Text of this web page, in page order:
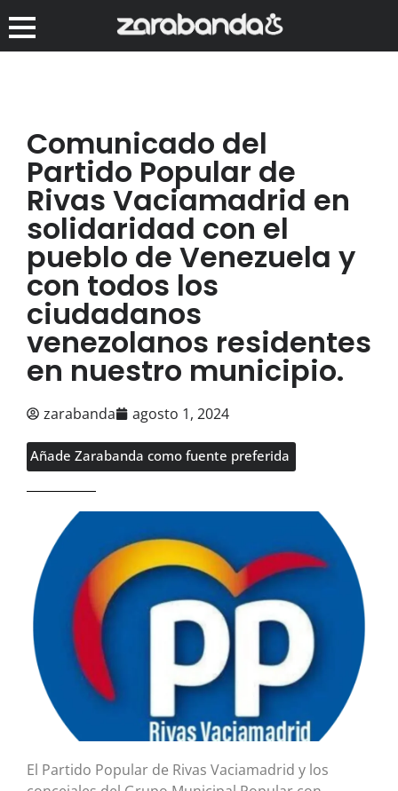
Comunicado del
Partido Popular de
Rivas Vaciamadrid en
solidaridad con el
pueblo de Venezuela y
con todos los
ciudadanos
venezolanos residentes
en nuestro municipio.
zarabanda agosto 1, 2024
Añade Zarabanda como fuente preferida
El Partido Popular de Rivas Vaciamadrid y los